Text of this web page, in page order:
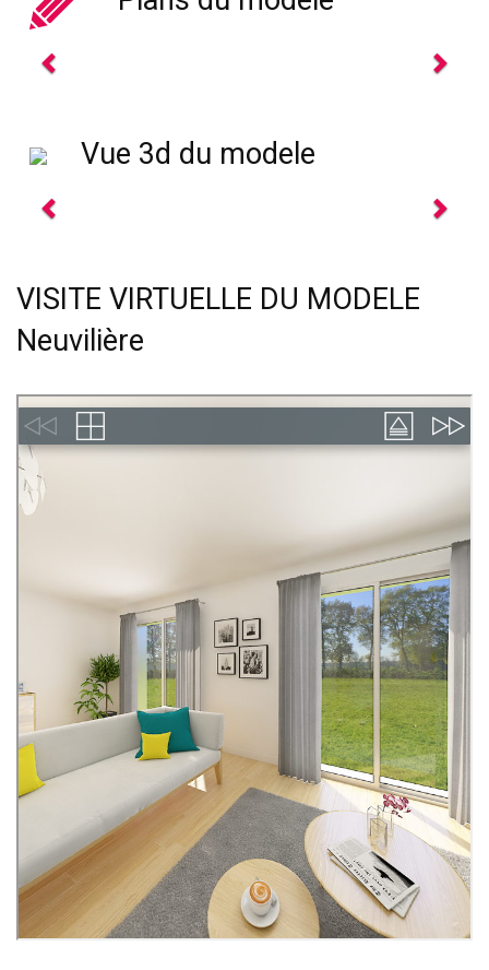
Previous Next
Vue 3d du modele
Previous Next
VISITE VIRTUELLE DU MODELE
Neuvilière